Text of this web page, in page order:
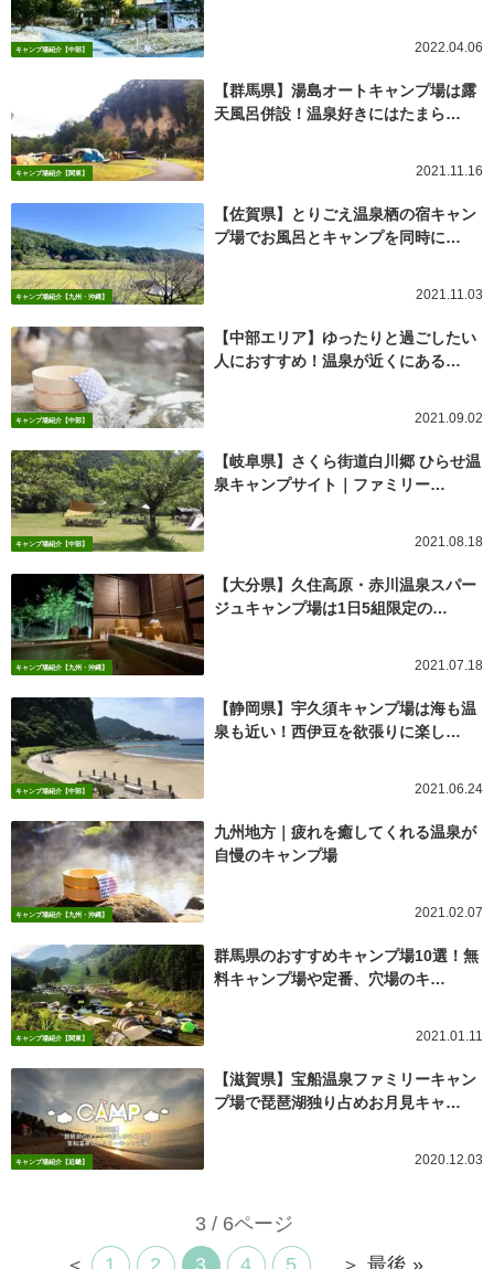
キャンプ場紹介【中部】 2022.04.06
キャンプ場紹介【関東】
【群馬県】湯島オートキャンプ場は露
天風呂併設！温泉好きにはたまら…
2021.11.16
キャンプ場紹介【九州・沖縄】
【佐賀県】とりごえ温泉栖の宿キャン
プ場でお風呂とキャンプを同時に…
2021.11.03
キャンプ場紹介【中部】
【中部エリア】ゆったりと過ごしたい
人におすすめ！温泉が近くにある…
2021.09.02
キャンプ場紹介【中部】
【岐阜県】さくら街道白川郷 ひらせ温
泉キャンプサイト｜ファミリー…
2021.08.18
キャンプ場紹介【九州・沖縄】
【大分県】久住高原・赤川温泉スパー
ジュキャンプ場は1日5組限定の…
2021.07.18
キャンプ場紹介【中部】
【静岡県】宇久須キャンプ場は海も温
泉も近い！西伊豆を欲張りに楽し…
2021.06.24
キャンプ場紹介【九州・沖縄】
九州地方｜疲れを癒してくれる温泉が
自慢のキャンプ場
2021.02.07
キャンプ場紹介【関東】
群馬県のおすすめキャンプ場10選！無
料キャンプ場や定番、穴場のキ…
2021.01.11
キャンプ場紹介【近畿】
【滋賀県】宝船温泉ファミリーキャン
プ場で琵琶湖独り占めお月見キャ…
2020.12.03
3 / 6ページ
＜
1 2 3 4 5 ＞ 最後 »